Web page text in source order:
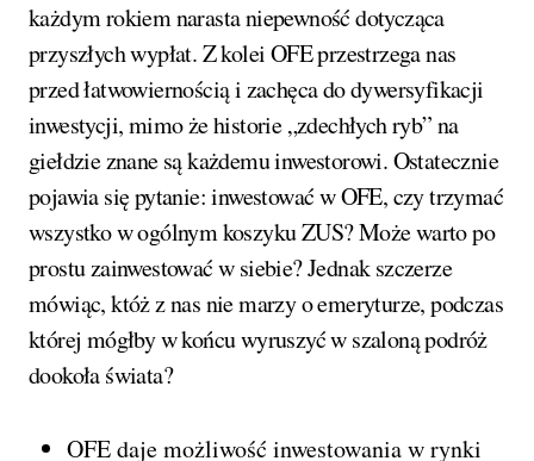
każdym rokiem narasta niepewność dotycząca
przyszłych wypłat. Z kolei OFE przestrzega nas
przed łatwowiernością i zachęca do dywersyfikacji
inwestycji, mimo że historie „zdechłych ryb” na
giełdzie znane są każdemu inwestorowi. Ostatecznie
pojawia się pytanie: inwestować w OFE, czy trzymać
wszystko w ogólnym koszyku ZUS? Może warto po
prostu zainwestować w siebie? Jednak szczerze
mówiąc, któż z nas nie marzy o emeryturze, podczas
której mógłby w końcu wyruszyć w szaloną podróż
dookoła świata?
OFE daje możliwość inwestowania w rynki